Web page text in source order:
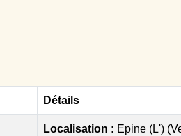
Détails
Localisation : Epine (L')